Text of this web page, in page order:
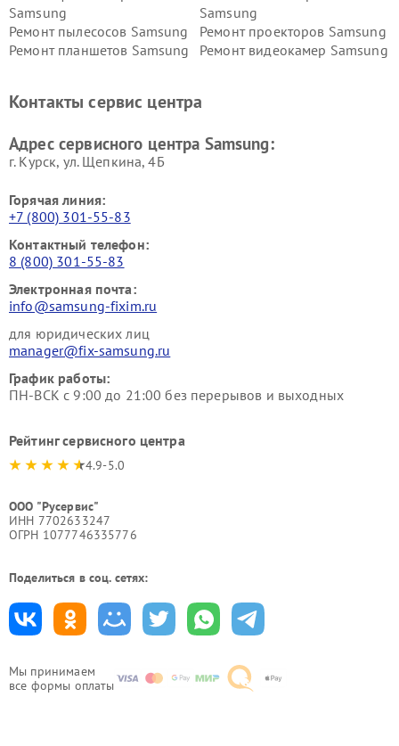
Мы принимаем
все формы оплаты
Samsung
Samsung
Ремонт пылесосов Samsung
Ремонт проекторов Samsung
Ремонт планшетов Samsung
Ремонт видеокамер Samsung
Контакты сервис центра
Адрес сервисного центра Samsung:
г. Курск, ул. Щепкина, 4Б
Горячая линия:
+7 (800) 301-55-83
Контактный телефон:
8 (800) 301-55-83
Электронная почта:
info@samsung-fixim.ru
для юридических лиц
manager@fix-samsung.ru
График работы:
ПН-ВСК с 9:00 до 21:00 без перерывов и выходных
Рейтинг сервисного центра
4.9-5.0
ООО "Русервис"
ИНН 7702633247
ОГРН 1077746335776
Поделиться в соц. сетях: